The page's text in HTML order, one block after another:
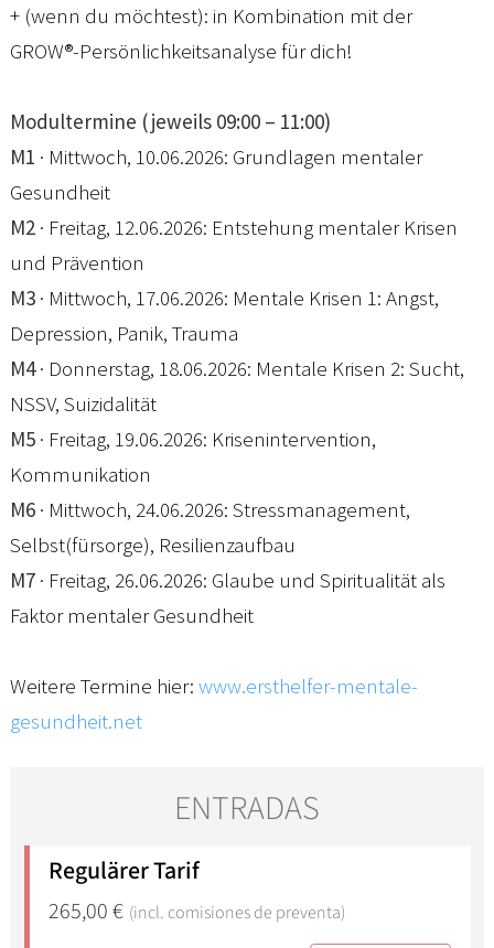
+ (wenn du möchtest): in Kombination mit der
GROW®-Persönlichkeitsanalyse für dich!
Modultermine (jeweils 09:00 – 11:00)
M1 · Mittwoch, 10.06.2026: Grundlagen mentaler
Gesundheit
M2 · Freitag, 12.06.2026: Entstehung mentaler Krisen
und Prävention
M3 · Mittwoch, 17.06.2026: Mentale Krisen 1: Angst,
Depression, Panik, Trauma
M4· Donnerstag, 18.06.2026: Mentale Krisen 2: Sucht,
NSSV, Suizidalität
M5 · Freitag, 19.06.2026: Krisenintervention,
Kommunikation
M6 · Mittwoch, 24.06.2026: Stressmanagement,
Selbst(fürsorge), Resilienzaufbau
M7 · Freitag, 26.06.2026: Glaube und Spiritualität als
Faktor mentaler Gesundheit
Weitere Termine hier: www.ersthelfer-mentale-
gesundheit.net